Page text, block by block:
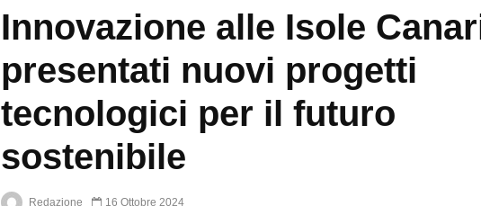
Innovazione alle Isole
presentati nuovi progetti
tecnologici per il futuro
sostenibile
Redazione 16 Ottobre 2024